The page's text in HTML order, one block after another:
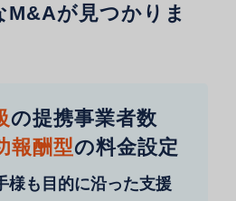
M&Aが見つかりま
の提携事業者数
報酬型の料金設定
様も目的に沿った支援